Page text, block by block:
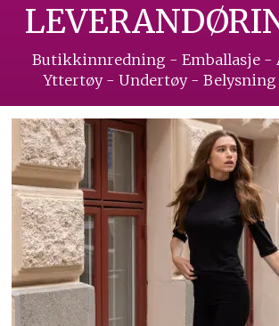
Butikkinnredning - Emballasje -
Yttertøy - Undertøy -